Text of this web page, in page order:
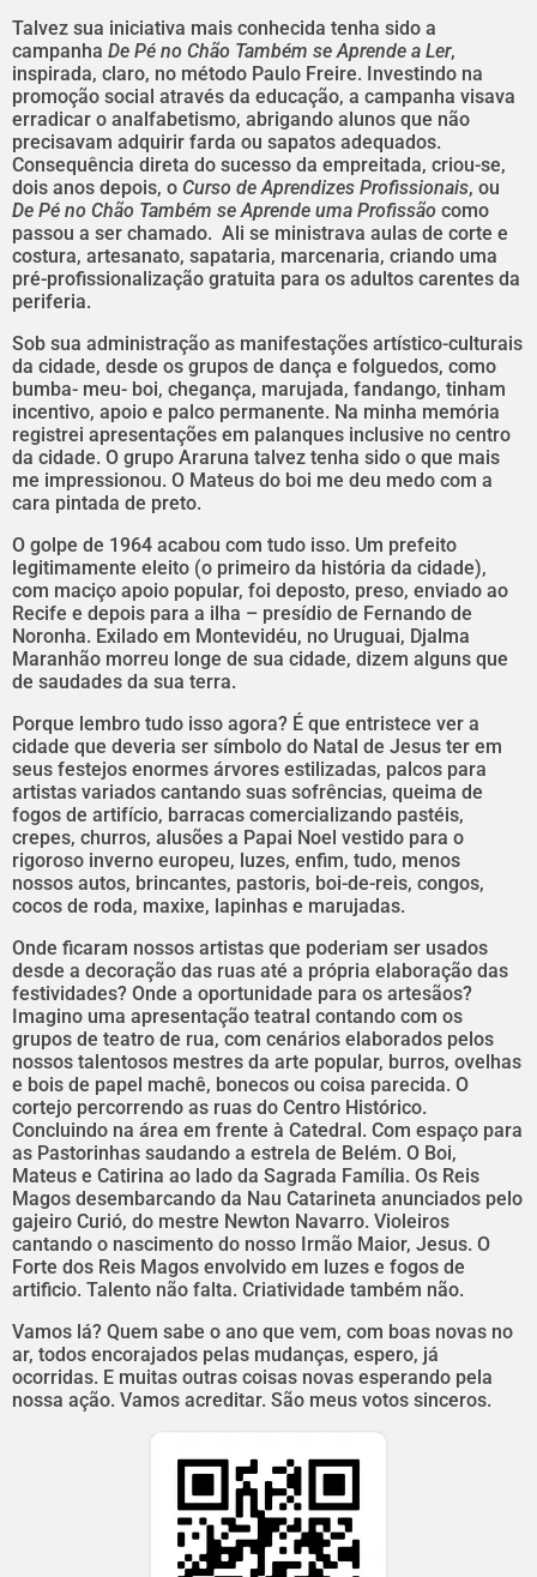
Talvez sua iniciativa mais conhecida tenha sido a
campanha De Pé no Chão Também se Aprende a Ler,
inspirada, claro, no método Paulo Freire. Investindo na
promoção social através da educação, a campanha visava
erradicar o analfabetismo, abrigando alunos que não
precisavam adquirir farda ou sapatos adequados.
Consequência direta do sucesso da empreitada, criou-se,
dois anos depois, o Curso de Aprendizes Profissionais, ou
De Pé no Chão Também se Aprende uma Profissão como
passou a ser chamado. Ali se ministrava aulas de corte e
costura, artesanato, sapataria, marcenaria, criando uma
pré-profissionalização gratuita para os adultos carentes da
periferia.
Sob sua administração as manifestações artístico-culturais
da cidade, desde os grupos de dança e folguedos, como
bumba- meu- boi, chegança, marujada, fandango, tinham
incentivo, apoio e palco permanente. Na minha memória
registrei apresentações em palanques inclusive no centro
da cidade. O grupo Araruna talvez tenha sido o que mais
me impressionou. O Mateus do boi me deu medo com a
cara pintada de preto.
O golpe de 1964 acabou com tudo isso. Um prefeito
legitimamente eleito (o primeiro da história da cidade),
com maciço apoio popular, foi deposto, preso, enviado ao
Recife e depois para a ilha – presídio de Fernando de
Noronha. Exilado em Montevidéu, no Uruguai, Djalma
Maranhão morreu longe de sua cidade, dizem alguns que
de saudades da sua terra.
Porque lembro tudo isso agora? É que entristece ver a
cidade que deveria ser símbolo do Natal de Jesus ter em
seus festejos enormes árvores estilizadas, palcos para
artistas variados cantando suas sofrências, queima de
fogos de artifício, barracas comercializando pastéis,
crepes, churros, alusões a Papai Noel vestido para o
rigoroso inverno europeu, luzes, enfim, tudo, menos
nossos autos, brincantes, pastoris, boi-de-reis, congos,
cocos de roda, maxixe, lapinhas e marujadas.
Onde ficaram nossos artistas que poderiam ser usados
desde a decoração das ruas até a própria elaboração das
festividades? Onde a oportunidade para os artesãos?
Imagino uma apresentação teatral contando com os
grupos de teatro de rua, com cenários elaborados pelos
nossos talentosos mestres da arte popular, burros, ovelhas
e bois de papel machê, bonecos ou coisa parecida. O
cortejo percorrendo as ruas do Centro Histórico.
Concluindo na área em frente à Catedral. Com espaço para
as Pastorinhas saudando a estrela de Belém. O Boi,
Mateus e Catirina ao lado da Sagrada Família. Os Reis
Magos desembarcando da Nau Catarineta anunciados pelo
gajeiro Curió, do mestre Newton Navarro. Violeiros
cantando o nascimento do nosso Irmão Maior, Jesus. O
Forte dos Reis Magos envolvido em luzes e fogos de
artificio. Talento não falta. Criatividade também não.
Vamos lá? Quem sabe o ano que vem, com boas novas no
ar, todos encorajados pelas mudanças, espero, já
ocorridas. E muitas outras coisas novas esperando pela
nossa ação. Vamos acreditar. São meus votos sinceros.